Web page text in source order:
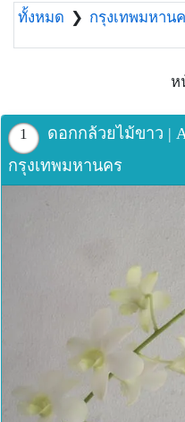
ทั้งหมด ❯ กรุงเทพมหาน
ห
1
ดอกกล้วยไม้ขาว |
กรุงเทพมหานคร